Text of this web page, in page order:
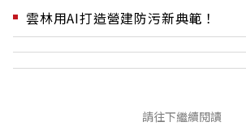
雲林用AI打造營建防污新典範！
請往下繼續閱讀